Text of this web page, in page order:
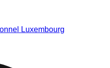
Luxembourg